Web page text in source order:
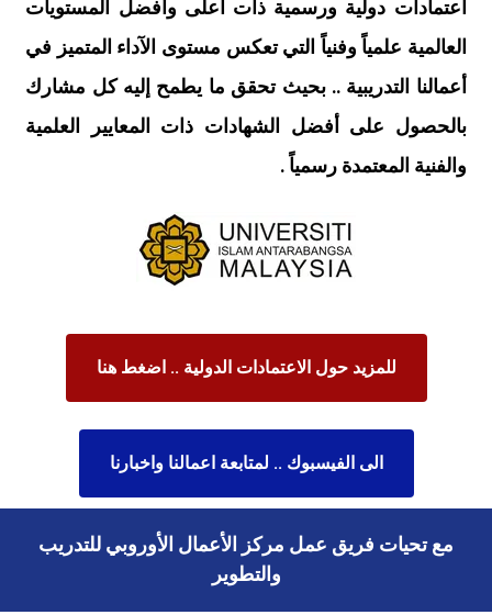
اعتمادات دولية ورسمية ذات أعلى وأفضل المستويات
العالمية علمياً وفنياً التي تعكس مستوى الآداء المتميز في
أعمالنا التدريبية .. بحيث تحقق ما يطمح إليه كل مشارك
بالحصول على أفضل الشهادات ذات المعايير العلمية
والفنية المعتمدة رسمياً .
للمزيد حول الاعتمادات الدولية .. اضغط هنا
الى الفيسبوك .. لمتابعة اعمالنا واخبارنا
مع تحيات فريق عمل مركز الأعمال الأوروبي للتدريب
والتطوير